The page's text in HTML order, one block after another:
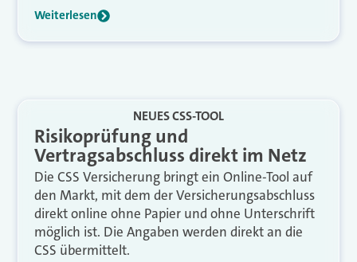
Weiterlesen
NEUES CSS-TOOL
Risikoprüfung und
Vertragsabschluss direkt im Netz
Die CSS Versicherung bringt ein Online-Tool auf
den Markt, mit dem der Versicherungsabschluss
direkt online ohne Papier und ohne Unterschrift
möglich ist. Die Angaben werden direkt an die
CSS übermittelt.